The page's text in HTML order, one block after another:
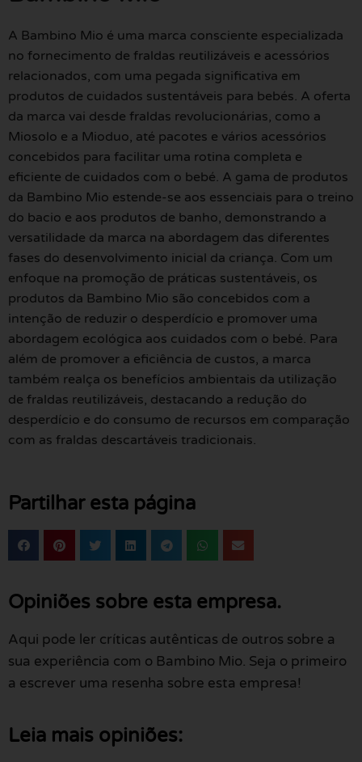
A Bambino Mio é uma marca consciente especializada
no fornecimento de fraldas reutilizáveis e acessórios
relacionados, com uma pegada significativa em
produtos de cuidados sustentáveis para bebés. A oferta
da marca vai desde fraldas revolucionárias, como a
Miosolo e a Mioduo, até pacotes e vários acessórios
concebidos para facilitar uma rotina completa e
eficiente de cuidados com o bebé. A gama de produtos
da Bambino Mio estende-se aos essenciais para o treino
do bacio e aos produtos de banho, demonstrando a
versatilidade da marca na abordagem das diferentes
fases do desenvolvimento inicial da criança. Com um
enfoque na promoção de práticas sustentáveis, os
produtos da Bambino Mio são concebidos com a
intenção de reduzir o desperdício e promover uma
abordagem ecológica aos cuidados com o bebé. Para
além de promover a eficiência de custos, a marca
também realça os benefícios ambientais da utilização
de fraldas reutilizáveis, destacando a redução do
desperdício e do consumo de recursos em comparação
com as fraldas descartáveis tradicionais.
Partilhar esta página
Opiniões sobre esta empresa.
Aqui pode ler críticas autênticas de outros sobre a
sua experiência com o Bambino Mio. Seja o primeiro
a escrever uma resenha sobre esta empresa!
Leia mais opiniões: